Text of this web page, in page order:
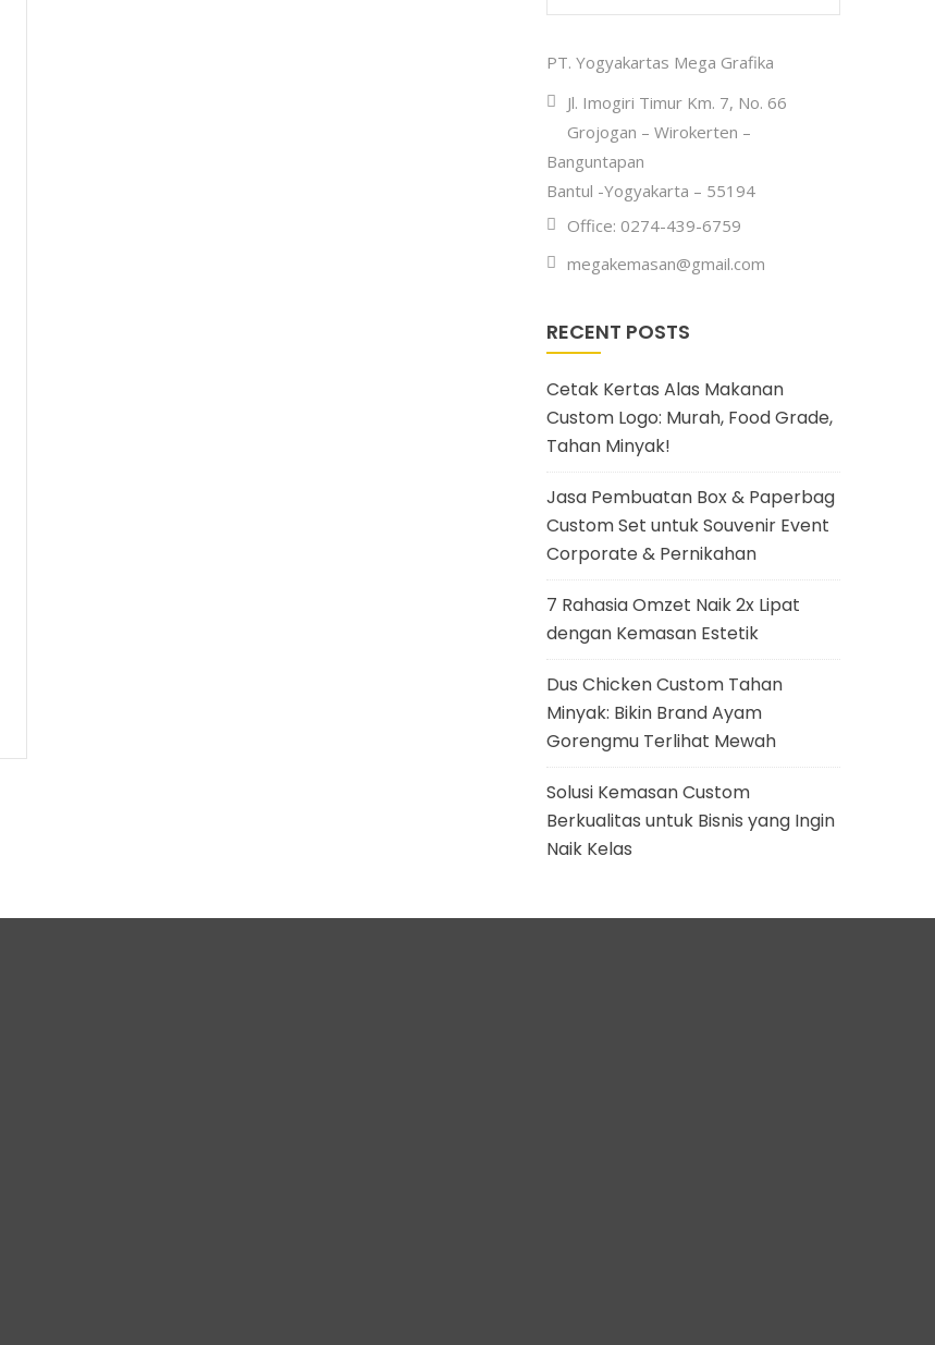
PT. Yogyakartas Mega Grafika
Jl. Imogiri Timur Km. 7, No. 66
Grojogan – Wirokerten –
Banguntapan
Bantul -Yogyakarta – 55194
Office: 0274-439-6759
megakemasan@gmail.com
RECENT POSTS
Cetak Kertas Alas Makanan
Custom Logo: Murah, Food Grade,
Tahan Minyak!
Jasa Pembuatan Box & Paperbag
Custom Set untuk Souvenir Event
Corporate & Pernikahan
7 Rahasia Omzet Naik 2x Lipat
dengan Kemasan Estetik
Dus Chicken Custom Tahan
Minyak: Bikin Brand Ayam
Gorengmu Terlihat Mewah
Solusi Kemasan Custom
Berkualitas untuk Bisnis yang Ingin
Naik Kelas